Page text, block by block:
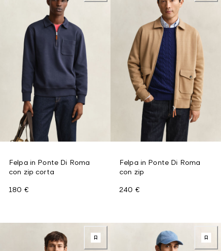
Felpa in Ponte Di Roma
con zip corta
180 €
Felpa in Ponte Di Roma
con zip
240 €